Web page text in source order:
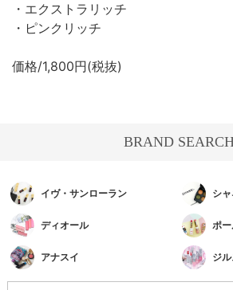
・エクストラリッチ
・ピンクリッチ
価格/1,800円(税抜)
BRAND
イヴ・サンローラン シ
ディオール ポ
アナスイ ジ